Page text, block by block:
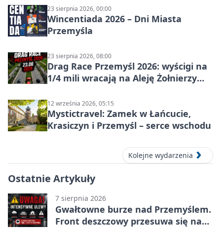
23 sierpnia 2026, 00:00
Wincentiada 2026 – Dni Miasta
Przemyśla
23 sierpnia 2026, 08:00
Drag Race Przemyśl 2026: wyścigi na
1/4 mili wracają na Aleję Żołnierzy
12 września 2026, 05:15
Mystictravel: Zamek w Łańcucie,
Krasiczyn i Przemyśl – serce wschodu
Kolejne wydarzenia
Ostatnie Artykuły
7 sierpnia 2026
Gwałtowne burze nad Przemyślem.
Front deszczowy przesuwa się na